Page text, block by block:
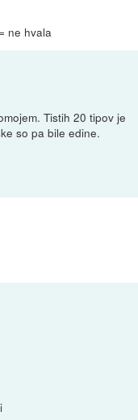
ne hvala
Tistih 20 tipov je
so pa bile edine.